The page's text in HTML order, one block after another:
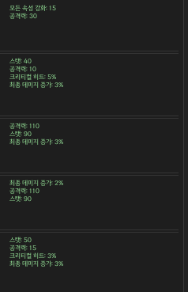
모든 속성 강화: 15
공격력: 30
스탯: 40
공격력: 10
크리티컬 히트: 5%
최종 데미지 증가: 3%
공격력: 110
스탯: 90
최종 데미지 증가: 3%
최종 데미지 증가: 2%
공격력: 110
스탯: 90
스탯: 50
공격력: 15
크리티컬 히트: 3%
최종 데미지 증가: 3%